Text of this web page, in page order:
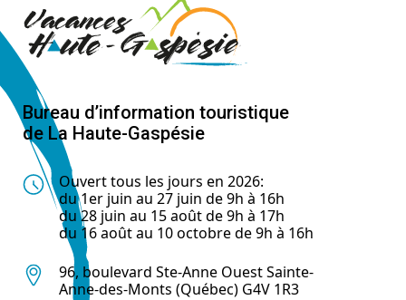
Bureau d’information touristique
de La Haute-Gaspésie
Ouvert tous les jours en 2026:
du 1er juin au 27 juin de 9h à 16h
du 28 juin au 15 août de 9h à 17h
du 16 août au 10 octobre de 9h à 16h
96, boulevard Ste-Anne Ouest Sainte-
Anne-des-Monts (Québec) G4V 1R3